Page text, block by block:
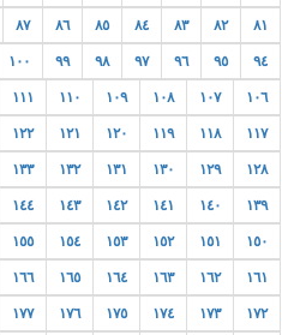
٨١ ٨٢ ٨٣ ٨٤ ٨٥ ٨٦ ٨٧
٩٤ ٩٥ ٩٦ ٩٧ ٩٨ ٩٩ ١٠٠
١٠٦ ١٠٧ ١٠٨ ١٠٩ ١١٠ ١١١
١١٧ ١١٨ ١١٩ ١٢٠ ١٢١ ١٢٢
١٢٨ ١٢٩ ١٣٠ ١٣١ ١٣٢ ١٣٣
١٣٩ ١٤٠ ١٤١ ١٤٢ ١٤٣ ١٤٤
١٥٠ ١٥١ ١٥٢ ١٥٣ ١٥٤ ١٥٥
١٦١ ١٦٢ ١٦٣ ١٦٤ ١٦٥ ١٦٦
١٧٢ ١٧٣ ١٧٤ ١٧٥ ١٧٦ ١٧٧